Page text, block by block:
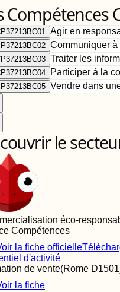
Compétences
Agir en
Communiquer à
Traiter les
Participer à la
Vendre dans
le
éco-
Compétences
la fiche officielle
d'activité
de vente(Rome D1501
la fiche